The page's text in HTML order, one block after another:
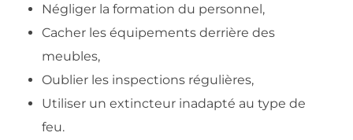
Négliger la formation du personnel,
Cacher les équipements derrière des
meubles,
Oublier les inspections régulières,
Utiliser un extincteur inadapté au type de
feu.